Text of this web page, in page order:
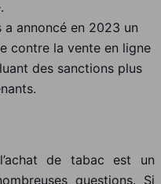
annoncé en 2023 un
contre la vente en ligne
des sanctions plus
de tabac est un
questions. Si